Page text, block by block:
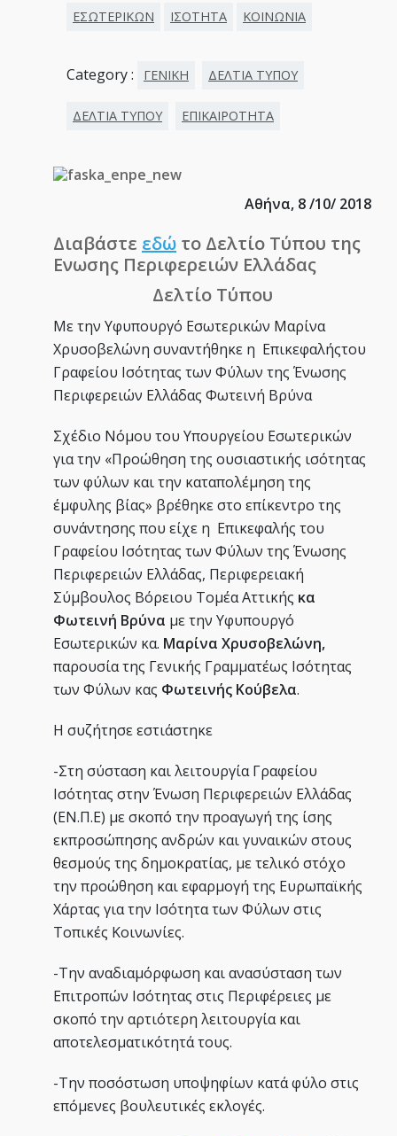
ΕΣΩΤΕΡΙΚΩΝ ΙΣΟΤΗΤΑ ΚΟΙΝΩΝΙΑ
Category : ΓΕΝΙΚΗ ΔΕΛΤΙΑ ΤΥΠΟΥ
ΔΕΛΤΙΑ ΤΥΠΟΥ ΕΠΙΚΑΙΡΟΤΗΤΑ
Αθήνα, 8 /10/ 2018
Διαβάστε εδώ το Δελτίο Τύπου της
Ενωσης Περιφερειών Ελλάδας
Δελτίο Τύπου
Με την Υφυπουργό Εσωτερικών Μαρίνα
Χρυσοβελώνη συναντήθηκε η Επικεφαλήςτου
Γραφείου Ισότητας των Φύλων της Ένωσης
Περιφερειών Ελλάδας Φωτεινή Βρύνα
Σχέδιο Νόμου του Υπουργείου Εσωτερικών
για την «Προώθηση της ουσιαστικής ισότητας
των φύλων και την καταπολέμηση της
έμφυλης βίας» βρέθηκε στο επίκεντρο της
συνάντησης που είχε η Επικεφαλής του
Γραφείου Ισότητας των Φύλων της Ένωσης
Περιφερειών Ελλάδας, Περιφερειακή
Σύμβουλος Βόρειου Τομέα Αττικής κα
Φωτεινή Βρύνα με την Υφυπουργό
Εσωτερικών κα. Μαρίνα Χρυσοβελώνη,
παρουσία της Γενικής Γραμματέως Ισότητας
των Φύλων κας Φωτεινής Κούβελα.
Η συζήτησε εστιάστηκε
-Στη σύσταση και λειτουργία Γραφείου
Ισότητας στην Ένωση Περιφερειών Ελλάδας
(ΕΝ.Π.Ε) με σκοπό την προαγωγή της ίσης
εκπροσώπησης ανδρών και γυναικών στους
θεσμούς της δημοκρατίας, με τελικό στόχο
την προώθηση και εφαρμογή της Ευρωπαϊκής
Χάρτας για την Ισότητα των Φύλων στις
Τοπικές Κοινωνίες.
-Την αναδιαμόρφωση και ανασύσταση των
Επιτροπών Ισότητας στις Περιφέρειες με
σκοπό την αρτιότερη λειτουργία και
αποτελεσματικότητά τους.
-Την ποσόστωση υποψηφίων κατά φύλο στις
επόμενες βουλευτικές εκλογές.